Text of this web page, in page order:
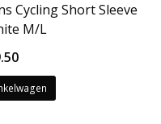
Cycling Short Sleeve
M/L
Huidige
prijs
is: